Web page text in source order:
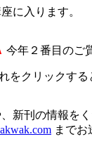
に入ります。
今年２番目のご
をクリックする
新刊の情報をく
までお